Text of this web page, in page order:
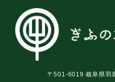
〒501-6019 岐阜県羽